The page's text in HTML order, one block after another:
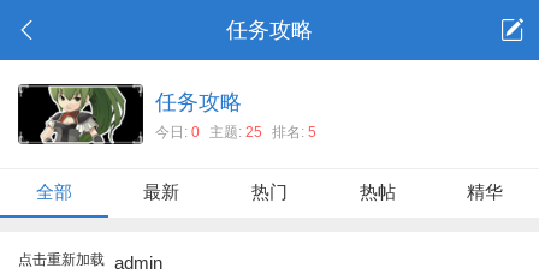
任务攻略
任务攻略
今日:0 主题:25 排名:5
全部 最新 热门 热帖 精华
点击重新加载 admin